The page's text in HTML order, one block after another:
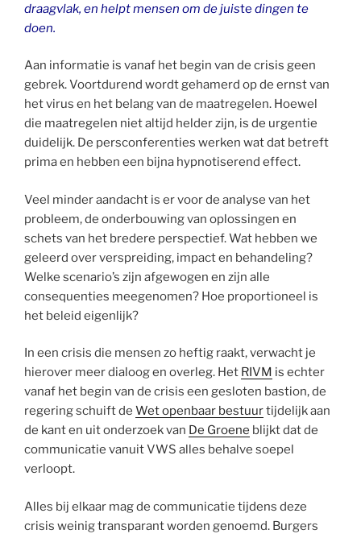
draagvlak, en helpt mensen om de juiste dingen te
doen.
Aan informatie is vanaf het begin van de crisis geen
gebrek. Voortdurend wordt gehamerd op de ernst van
het virus en het belang van de maatregelen. Hoewel
die maatregelen niet altijd helder zijn, is de urgentie
duidelijk. De persconferenties werken wat dat betreft
prima en hebben een bijna hypnotiserend effect.
Veel minder aandacht is er voor de analyse van het
probleem, de onderbouwing van oplossingen en
schets van het bredere perspectief. Wat hebben we
geleerd over verspreiding, impact en behandeling?
Welke scenario’s zijn afgewogen en zijn alle
consequenties meegenomen? Hoe proportioneel is
het beleid eigenlijk?
In een crisis die mensen zo heftig raakt, verwacht je
hierover meer dialoog en overleg. Het RIVM is echter
vanaf het begin van de crisis een gesloten bastion, de
regering schuift de Wet openbaar bestuurtijdelijk aan
de kant en uit onderzoek van De Groene blijkt dat de
communicatie vanuit VWS alles behalve soepel
verloopt.
Alles bij elkaar mag de communicatie tijdens deze
crisis weinig transparant worden genoemd. Burgers